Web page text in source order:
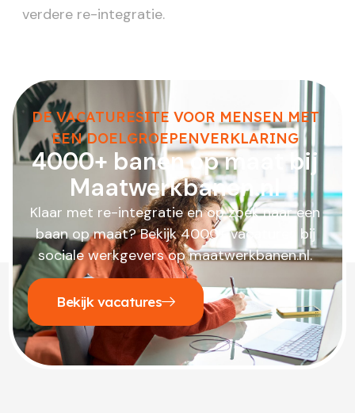
verdere re-integratie.
DE VACATURESITE VOOR MENSEN MET
EEN DOELGROEPENVERKLARING
4000+ banen op maat bij
Maatwerkbanen.nl
Klaar met re-integratie en op zoek naar een
baan op maat? Bekijk 4000+ vacatures bij
sociale werkgevers op maatwerkbanen.nl.
Bekijk vacatures